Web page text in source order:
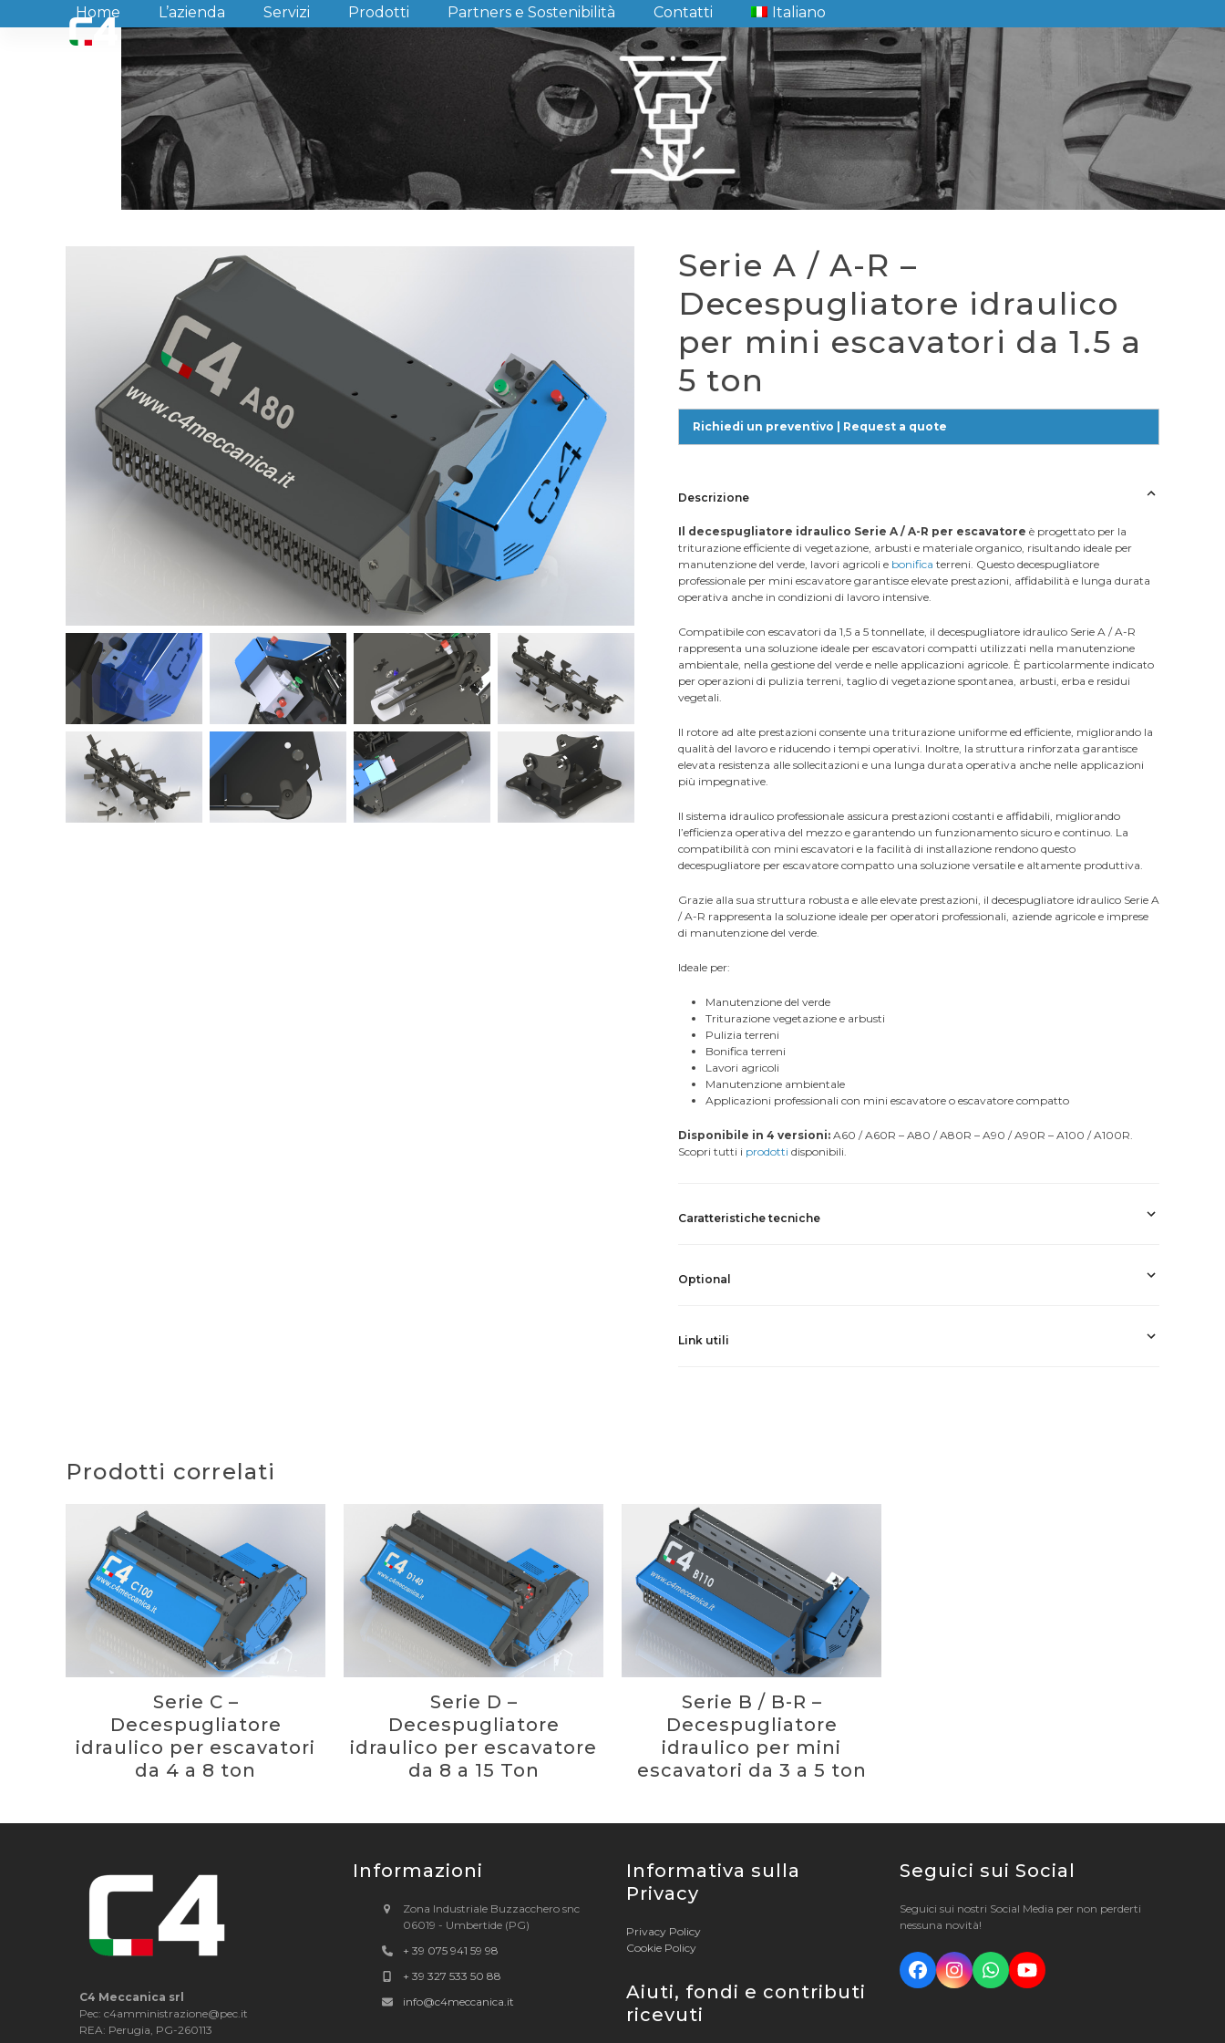
Home L’azienda Servizi Prodotti Partners e Sostenibilità Contatti Italiano
Serie A / A-R –
Decespugliatore idraulico
per mini escavatori da 1.5 a
5 ton
Richiedi un preventivo | Request a quote
Descrizione
Il decespugliatore idraulico Serie A / A-R per escavatore è progettato per la
triturazione efficiente di vegetazione, arbusti e materiale organico, risultando ideale per
manutenzione del verde, lavori agricoli e bonifica terreni. Questo decespugliatore
professionale per mini escavatore garantisce elevate prestazioni, affidabilità e lunga durata
operativa anche in condizioni di lavoro intensive.
Compatibile con escavatori da 1,5 a 5 tonnellate, il decespugliatore idraulico Serie A / A-R
rappresenta una soluzione ideale per escavatori compatti utilizzati nella manutenzione
ambientale, nella gestione del verde e nelle applicazioni agricole. È particolarmente indicato
per operazioni di pulizia terreni, taglio di vegetazione spontanea, arbusti, erba e residui
vegetali.
Il rotore ad alte prestazioni consente una triturazione uniforme ed efficiente, migliorando la
qualità del lavoro e riducendo i tempi operativi. Inoltre, la struttura rinforzata garantisce
elevata resistenza alle sollecitazioni e una lunga durata operativa anche nelle applicazioni
più impegnative.
Il sistema idraulico professionale assicura prestazioni costanti e affidabili, migliorando
l’efficienza operativa del mezzo e garantendo un funzionamento sicuro e continuo. La
compatibilità con mini escavatori e la facilità di installazione rendono questo
decespugliatore per escavatore compatto una soluzione versatile e altamente produttiva.
Grazie alla sua struttura robusta e alle elevate prestazioni, il decespugliatore idraulico Serie A
/ A-R rappresenta la soluzione ideale per operatori professionali, aziende agricole e imprese
di manutenzione del verde.
Ideale per:
Manutenzione del verde
Triturazione vegetazione e arbusti
Pulizia terreni
Bonifica terreni
Lavori agricoli
Manutenzione ambientale
Applicazioni professionali con mini escavatore o escavatore compatto
Disponibile in 4 versioni: A60 / A60R – A80 / A80R – A90 / A90R – A100 / A100R.
Scopri tutti i prodotti disponibili.
Caratteristiche tecniche
Optional
Link utili
Prodotti correlati
Serie C –
Decespugliatore
idraulico per escavatori
da 4 a 8 ton
Serie D –
Decespugliatore
idraulico per escavatore
da 8 a 15 Ton
Serie B / B-R –
Decespugliatore
idraulico per mini
escavatori da 3 a 5 ton
C4 Meccanica srl
Pec: c4amministrazione@pec.it
REA: Perugia, PG-260113
Informazioni
Zona Industriale Buzzacchero snc
06019 - Umbertide (PG)
+ 39 075 941 59 98
+ 39 327 533 50 88
info@c4meccanica.it
Informativa sulla
Privacy
Privacy Policy
Cookie Policy
Aiuti, fondi e contributi
ricevuti
Seguici sui Social
Seguici sui nostri Social Media per non perderti
nessuna novità!
Facebook
Instagram
Whatsapp
YouTube